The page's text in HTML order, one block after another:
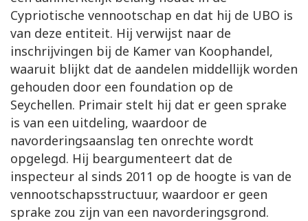
Cypriotische vennootschap en dat hij de UBO is
van deze entiteit. Hij verwijst naar de
inschrijvingen bij de Kamer van Koophandel,
waaruit blijkt dat de aandelen middellijk worden
gehouden door een foundation op de
Seychellen. Primair stelt hij dat er geen sprake
is van een uitdeling, waardoor de
navorderingsaanslag ten onrechte wordt
opgelegd. Hij beargumenteert dat de
inspecteur al sinds 2011 op de hoogte is van de
vennootschapsstructuur, waardoor er geen
sprake zou zijn van een navorderingsgrond.